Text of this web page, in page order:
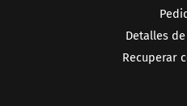
Detalles
Recuperar